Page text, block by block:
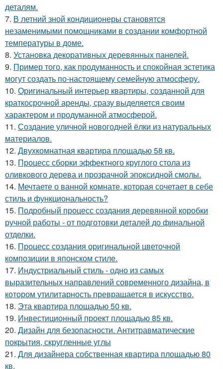
деталям.
7. В летний зной кондиционеры становятся
незаменимыми помощниками в создании комфортной
температуры в доме.
8. Установка декоративных деревянных панелей.
9. Пример того, как продуманность и спокойная эстетика
могут создать по-настоящему семейную атмосферу.
10. Оригинальный интерьер квартиры, созданной для
краткосрочной аренды, сразу выделяется своим
характером и продуманной атмосферой.
11. Создание уличной новогодней ёлки из натуральных
материалов.
12. Двухкомнатная квартира площадью 58 кв.
13. Процесс сборки эффектного круглого стола из
оливкового дерева и прозрачной эпоксидной смолы.
14. Мечтаете о ванной комнате, которая сочетает в себе
стиль и функциональность?
15. Подробный процесс создания деревянной коробки
ручной работы - от подготовки деталей до финальной
отделки.
16. Процесс создания оригинальной цветочной
композиции в японском стиле.
17. Индустриальный стиль - одно из самых
выразительных направлений современного дизайна, в
котором утилитарность превращается в искусство.
18. Эта квартира площадью 50 кв.
19. Инвестиционный проект площадью 85 кв.
20. Дизайн для безопасности. Антитравматические
покрытия, скругленные углы
21. Для дизайнера собственная квартира площадью 80
кв.